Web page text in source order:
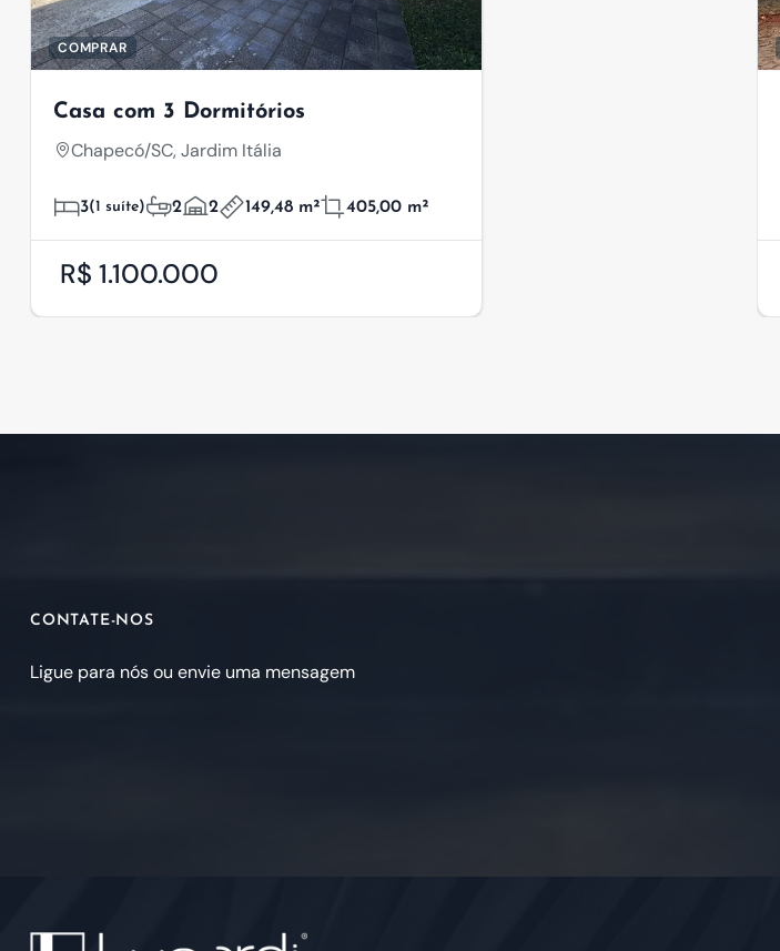
COMPRAR
Casa com 3 Dormitórios
Chapecó/SC, Jardim Itália
3(1 suíte) 2 2 149,48 m² 405,00 m²
R$ 1.100.000
CONTATE-NOS
Ligue para nós ou envie uma mensagem